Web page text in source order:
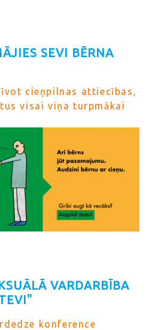
SEVI BĒRNA
cieņpilnas attiecības,
visai viņa turpmākai
VARDARBĪBA
konference